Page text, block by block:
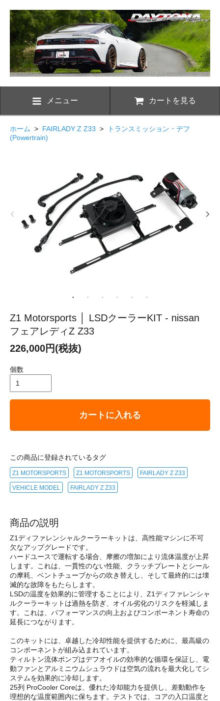
メニュー カートを見る
ホーム > FAIRLADY Z Z33 >
トランスミッション・デフ
(Powertrain)
Z1 Motorsports │ LSDクーラーKIT - nissan
フェアレディZ Z33
226,000円(税抜)
個数
カートに入れる
この商品に登録されているタグ
Z1 MOTORSPORTS Z1 MOTORSPORTS FAIRLADY Z Z33
VEHICLE MODEL FAIRLADY Z Z33
商品の説明
Z1ディファレンシャルクーラーキットは、高性能マシンに不可
欠なアップグレードです。
ハードユースで運転する場合、摩擦の増加により流体温度が上昇
します。これは、一貫性のない性能、クラッチプレートとシール
の摩耗、ベントチューブからの吹き替えし、そして最終的には壊
滅的な故障をもたらします。
LSDの温度を効果的に管理することにより、Z1ディファレンシャ
ルクーラーキットは過熱を防ぎ、オイル劣化のリスクを軽減しま
す。これは、パフォーマンスの向上およびコンポーネント寿命の
延長につながります。
このキットには、卓越した冷却性能を提供するために、最高級の
コンポーネントが組み込まれています。
ティルトン流体ポンプはデフオイルの効率的な循環を保証し、電
動ファンとアルミニウムシュラウドは空気の流れを最大化してシ
ステムを効果的に冷却します。
25列 ProCooler Coreは、優れた冷却能力を提供し、差動動作を
理想的な温度範囲内に保ちます。テストでは、コアの入口温度と